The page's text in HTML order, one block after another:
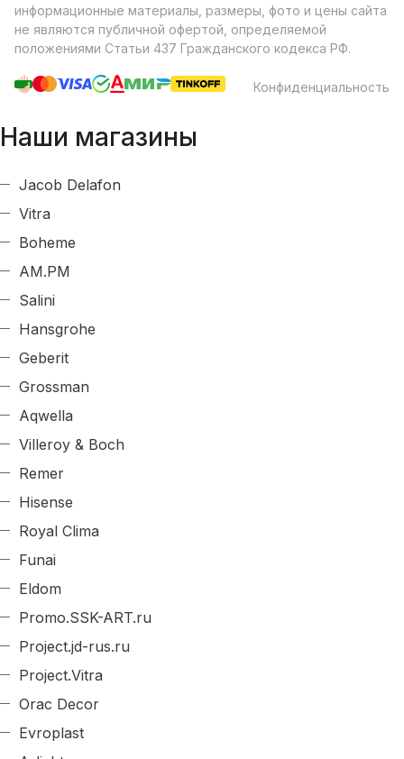
информационные материалы, размеры, фото и цены сайта
не являются публичной офертой, определяемой
положениями Статьи 437 Гражданского кодекса РФ.
Конфиденциальность
Наши магазины
Jacob Delafon
Vitra
Boheme
AM.PM
Salini
Hansgrohe
Geberit
Grossman
Aqwella
Villeroy & Boch
Remer
Hisense
Royal Clima
Funai
Eldom
Promo.SSK-ART.ru
Project.jd-rus.ru
Project.Vitra
Orac Decor
Evroplast